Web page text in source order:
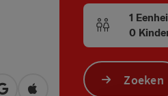
Aantal
1
0
Zoeken